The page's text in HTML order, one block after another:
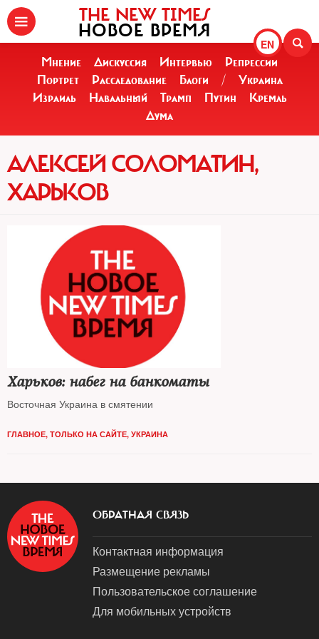
EN
THE NEW TIMES
НОВОЕ ВРЕМЯ
Мнение Дискуссия Интервью
Репрессии
Портрет
Расследование Блоги /
Украина
Израиль
Навальный Трамп Путин
Кремль
Дума
АЛЕКСЕЙ СОЛОМАТИН,
ХАРЬКОВ
Харьков: набег на банкоматы
Восточная Украина в смятении
ГЛАВНОЕ, ТОЛЬКО НА САЙТЕ, УКРАИНА
ОБРАТНАЯ СВЯЗЬ
Контактная информация
Размещение рекламы
Пользовательское соглашение
Для мобильных устройств